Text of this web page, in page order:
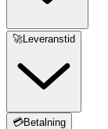
🚀Leveranstid
💳Betalning